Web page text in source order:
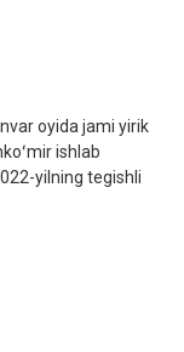
oyida jami yirik
ishlab
yilning tegishli